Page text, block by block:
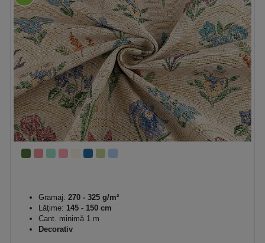
Gramaj: 270 - 325 g/m²
Lăţime: 145 - 150 cm
Cant. minimă 1 m
Decorativ